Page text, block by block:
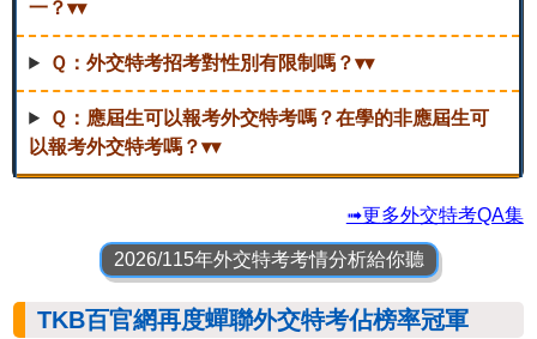
一？▾▾
Ｑ：外交特考招考對性別有限制嗎？▾▾
Ｑ：應屆生可以報考外交特考嗎？在學的非應屆生可
以報考外交特考嗎？▾▾
➟更多外交特考QA集
2026/115年外交特考考情分析給你聽
TKB百官網再度蟬聯外交特考佔榜率冠軍